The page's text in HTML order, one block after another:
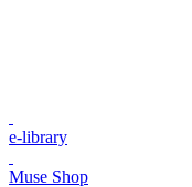
e-library
Muse Shop